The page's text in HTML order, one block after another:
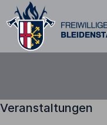
Veranstaltungen